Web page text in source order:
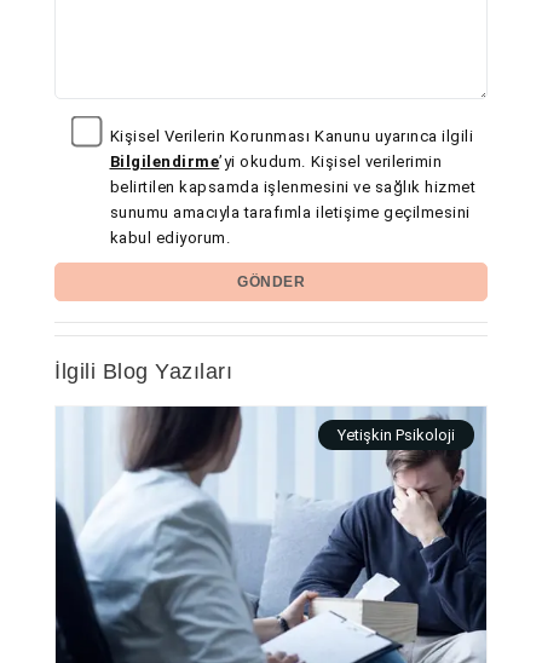
Kişisel Verilerin Korunması Kanunu uyarınca ilgili
Bilgilendirme’yi okudum. Kişisel verilerimin
belirtilen kapsamda işlenmesini ve sağlık hizmet
sunumu amacıyla tarafımla iletişime geçilmesini
kabul ediyorum.
GÖNDER
İlgili Blog Yazıları
Yetişkin Psikoloji